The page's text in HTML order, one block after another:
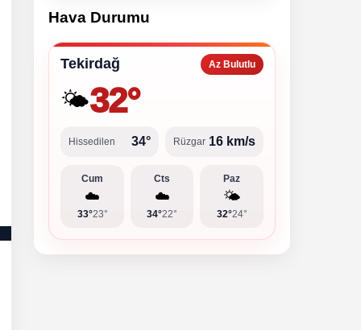
Hava Durumu
Tekirdağ Az Bulutlu
🌤️32°
Hissedilen 34° Rüzgar 16 km/s
Cum
☁️
33°23°
Cts
☁️
34°22°
Paz
🌤️
32°24°